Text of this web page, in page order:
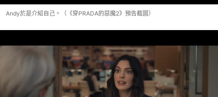
Andy於是介紹自己。（《穿PRADA的惡魔2》預告截圖）